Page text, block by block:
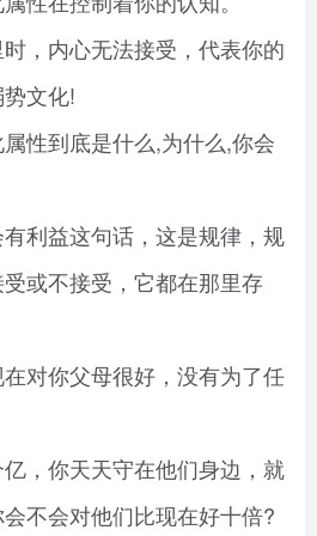
，内心无法接受，代表你的
文化!
性到底是什么,为什么,你会
利益这句话，这是规律，规
或不接受，它都在那里存
对你父母很好，没有为了任
，你天天守在他们身边，就
不会对他们比现在好十倍?